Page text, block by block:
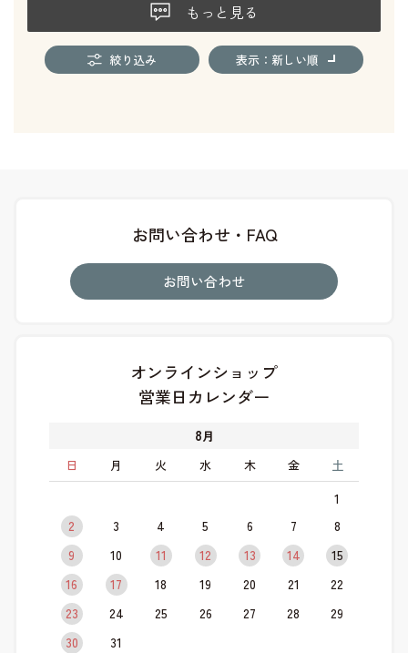
もっと見る
絞り込み 表示：新しい順
お問い合わせ・FAQ
お問い合わせ
オンラインショップ
営業日カレンダー
8月
日
月 火 水 木 金 土
1
2
3 4 5 6 7
8
9
10 11 12 13 14
15
16
17 18 19 20 21
22
23
24 25 26 27 28
29
30
31